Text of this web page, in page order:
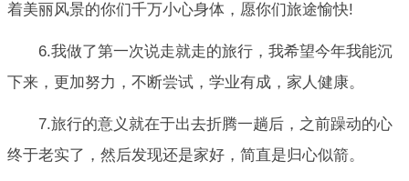
着美丽风景的你们千万小心身体，愿你们旅途愉快!
6.我做了第一次说走就走的旅行，我希望今年我能沉
下来，更加努力，不断尝试，学业有成，家人健康。
7.旅行的意义就在于出去折腾一趟后，之前躁动的心
终于老实了，然后发现还是家好，简直是归心似箭。